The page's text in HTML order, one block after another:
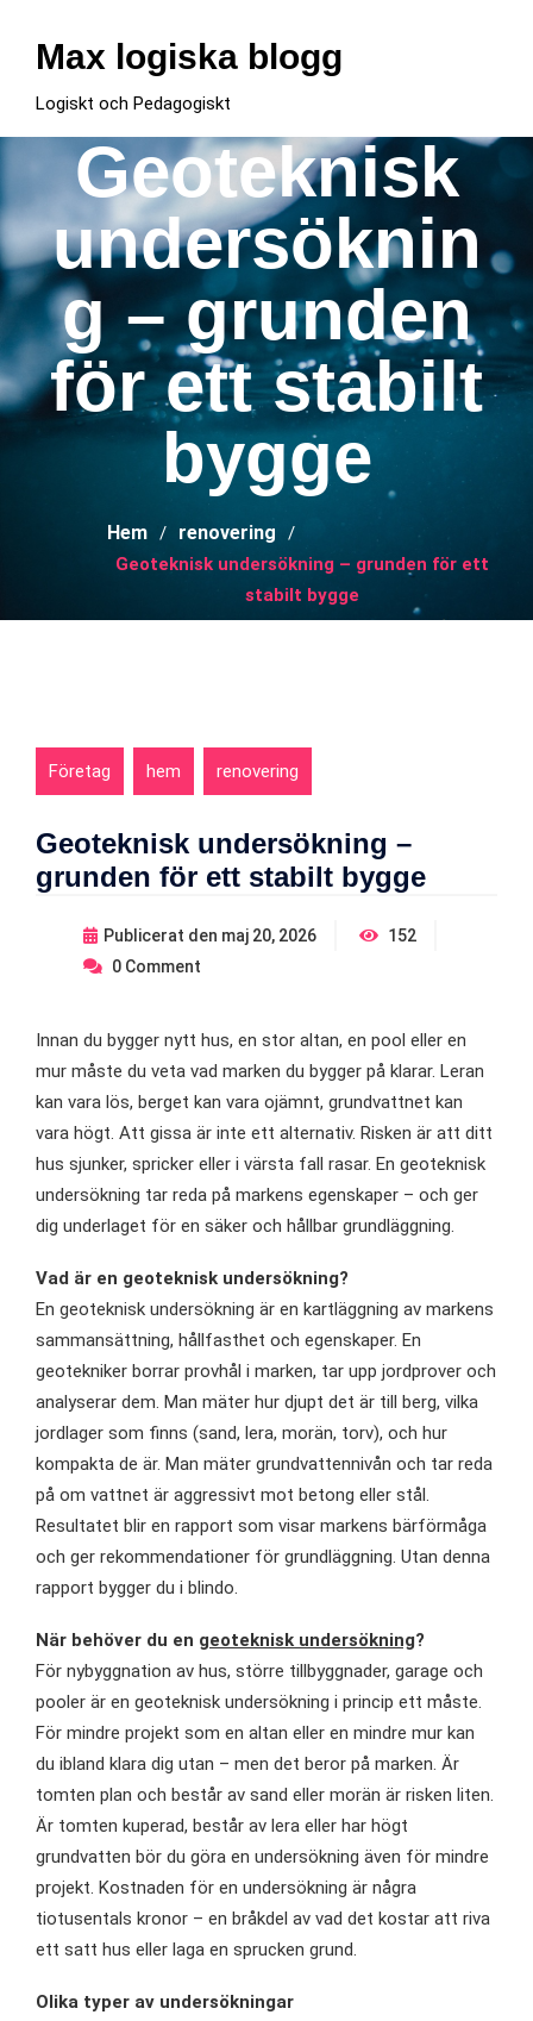
innehållMax logiska blogg
Logiskt och Pedagogiskt
Geoteknisk
undersöknin
g – grunden
för ett stabilt
bygge
Hem renovering
Geoteknisk undersökning – grunden för ett
stabilt bygge
Företag hem renovering
Geoteknisk undersökning –
grunden för ett stabilt bygge
Publicerat den maj 20, 2026
152
0 Comment
Innan du bygger nytt hus, en stor altan, en pool eller en
mur måste du veta vad marken du bygger på klarar. Leran
kan vara lös, berget kan vara ojämnt, grundvattnet kan
vara högt. Att gissa är inte ett alternativ. Risken är att ditt
hus sjunker, spricker eller i värsta fall rasar. En geoteknisk
undersökning tar reda på markens egenskaper – och ger
dig underlaget för en säker och hållbar grundläggning.
Vad är en geoteknisk undersökning?
En geoteknisk undersökning är en kartläggning av markens
sammansättning, hållfasthet och egenskaper. En
geotekniker borrar provhål i marken, tar upp jordprover och
analyserar dem. Man mäter hur djupt det är till berg, vilka
jordlager som finns (sand, lera, morän, torv), och hur
kompakta de är. Man mäter grundvattennivån och tar reda
på om vattnet är aggressivt mot betong eller stål.
Resultatet blir en rapport som visar markens bärförmåga
och ger rekommendationer för grundläggning. Utan denna
rapport bygger du i blindo.
När behöver du en geoteknisk undersökning?
För nybyggnation av hus, större tillbyggnader, garage och
pooler är en geoteknisk undersökning i princip ett måste.
För mindre projekt som en altan eller en mindre mur kan
du ibland klara dig utan – men det beror på marken. Är
tomten plan och består av sand eller morän är risken liten.
Är tomten kuperad, består av lera eller har högt
grundvatten bör du göra en undersökning även för mindre
projekt. Kostnaden för en undersökning är några
tiotusentals kronor – en bråkdel av vad det kostar att riva
ett satt hus eller laga en sprucken grund.
Olika typer av undersökningar